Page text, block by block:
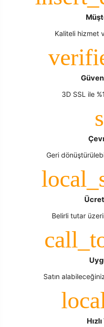
Kaliteli hizmet
3D SSL ile
Geri
Belirli tutar
Satın